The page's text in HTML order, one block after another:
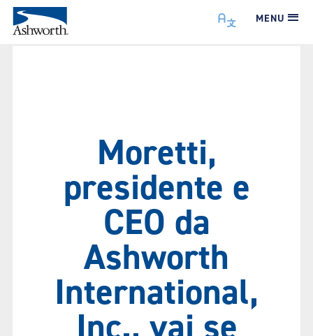
MENU
Moretti,
presidente e
CEO da
Ashworth
International,
Inc., vai se